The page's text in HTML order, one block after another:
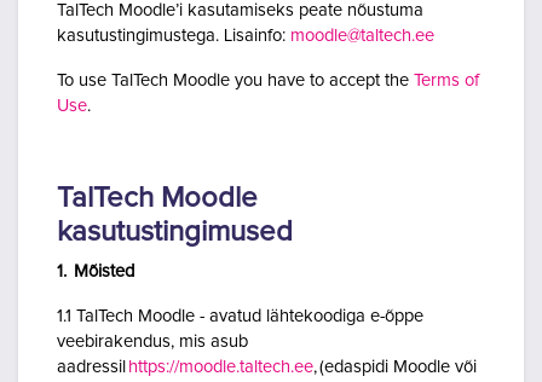
TalTech Moodle’i kasutamiseks peate nõustuma
kasutustingimustega. Lisainfo: moodle@taltech.ee
To use TalTech Moodle you have to accept the Terms of
Use.
TalTech Moodle
kasutustingimused
1. Mõisted
1.1 TalTech Moodle - avatud lähtekoodiga e-õppe
veebirakendus, mis asub
aadressil https://moodle.taltech.ee, (edaspidi Moodle või